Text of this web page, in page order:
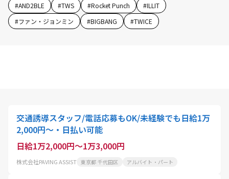
#AND2BLE #TWS #Rocket Punch #ILLIT
#ファン・ジョンミン #BIGBANG #TWICE
交通誘導スタッフ/電話応募もOK/未経験でも日給1万
2,000円〜・日払い可能
日給1万2,000円～1万3,000円
株式会社PAVING ASSIST 東京都 千代田区 アルバイト・パート